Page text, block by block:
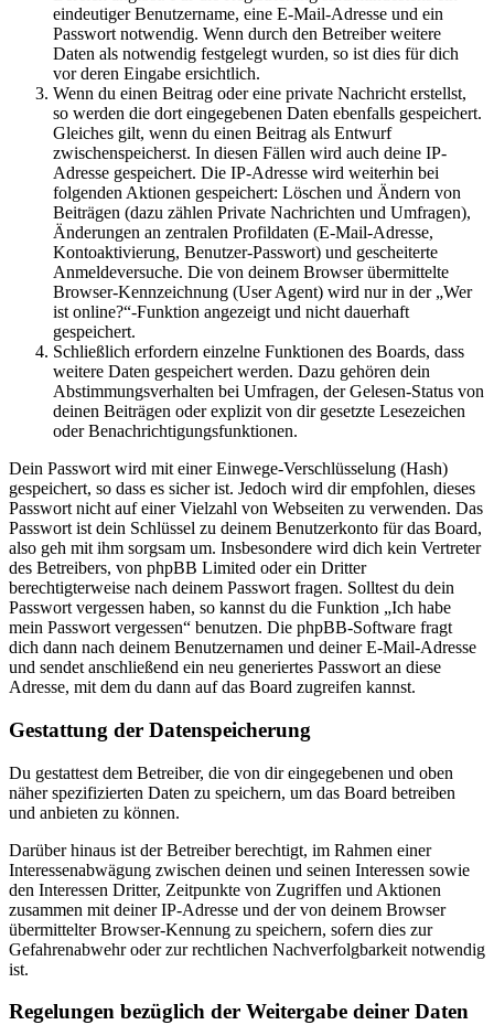
eindeutiger Benutzername, eine E-Mail-Adresse und ein
Passwort notwendig. Wenn durch den Betreiber weitere
Daten als notwendig festgelegt wurden, so ist dies für dich
vor deren Eingabe ersichtlich.
Wenn du einen Beitrag oder eine private Nachricht erstellst,
so werden die dort eingegebenen Daten ebenfalls gespeichert.
Gleiches gilt, wenn du einen Beitrag als Entwurf
zwischenspeicherst. In diesen Fällen wird auch deine IP-
Adresse gespeichert. Die IP-Adresse wird weiterhin bei
folgenden Aktionen gespeichert: Löschen und Ändern von
Beiträgen (dazu zählen Private Nachrichten und Umfragen),
Änderungen an zentralen Profildaten (E-Mail-Adresse,
Kontoaktivierung, Benutzer-Passwort) und gescheiterte
Anmeldeversuche. Die von deinem Browser übermittelte
Browser-Kennzeichnung (User Agent) wird nur in der „Wer
ist online?“-Funktion angezeigt und nicht dauerhaft
gespeichert.
Schließlich erfordern einzelne Funktionen des Boards, dass
weitere Daten gespeichert werden. Dazu gehören dein
Abstimmungsverhalten bei Umfragen, der Gelesen-Status von
deinen Beiträgen oder explizit von dir gesetzte Lesezeichen
oder Benachrichtigungsfunktionen.
Dein Passwort wird mit einer Einwege-Verschlüsselung (Hash)
gespeichert, so dass es sicher ist. Jedoch wird dir empfohlen, dieses
Passwort nicht auf einer Vielzahl von Webseiten zu verwenden. Das
Passwort ist dein Schlüssel zu deinem Benutzerkonto für das Board,
also geh mit ihm sorgsam um. Insbesondere wird dich kein Vertreter
des Betreibers, von phpBB Limited oder ein Dritter
berechtigterweise nach deinem Passwort fragen. Solltest du dein
Passwort vergessen haben, so kannst du die Funktion „Ich habe
mein Passwort vergessen“ benutzen. Die phpBB-Software fragt
dich dann nach deinem Benutzernamen und deiner E-Mail-Adresse
und sendet anschließend ein neu generiertes Passwort an diese
Adresse, mit dem du dann auf das Board zugreifen kannst.
Gestattung der Datenspeicherung
Du gestattest dem Betreiber, die von dir eingegebenen und oben
näher spezifizierten Daten zu speichern, um das Board betreiben
und anbieten zu können.
Darüber hinaus ist der Betreiber berechtigt, im Rahmen einer
Interessenabwägung zwischen deinen und seinen Interessen sowie
den Interessen Dritter, Zeitpunkte von Zugriffen und Aktionen
zusammen mit deiner IP-Adresse und der von deinem Browser
übermittelter Browser-Kennung zu speichern, sofern dies zur
Gefahrenabwehr oder zur rechtlichen Nachverfolgbarkeit notwendig
ist.
Regelungen bezüglich der Weitergabe deiner Daten